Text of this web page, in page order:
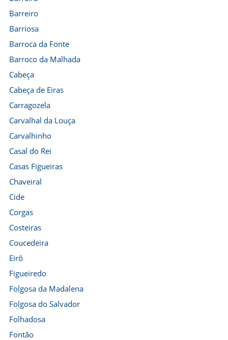
Barreiro
Barriosa
Barroca da Fonte
Barroco da Malhada
Cabeça
Cabeça de Eiras
Carragozela
Carvalhal da Louça
Carvalhinho
Casal do Rei
Casas Figueiras
Chaveiral
Cide
Corgas
Costeiras
Coucedeira
Eirô
Figueiredo
Folgosa da Madalena
Folgosa do Salvador
Folhadosa
Fontão